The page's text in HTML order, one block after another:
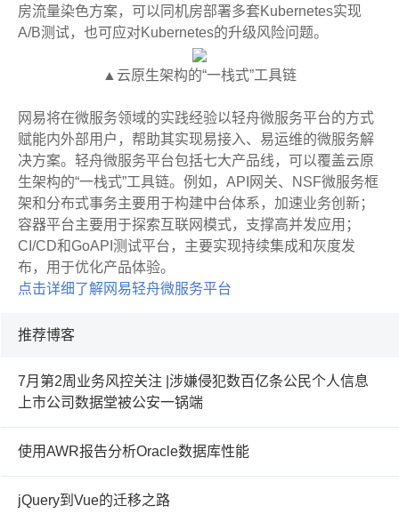
房流量染色方案，可以同机房部署多套Kubernetes实现
A/B测试，也可应对Kubernetes的升级风险问题。
▲云原生架构的“一栈式”工具链
网易将在微服务领域的实践经验以轻舟微服务平台的方式
赋能内外部用户，帮助其实现易接入、易运维的微服务解
决方案。轻舟微服务平台包括七大产品线，可以覆盖云原
生架构的“一栈式”工具链。例如，API网关、NSF微服务框
架和分布式事务主要用于构建中台体系，加速业务创新；
容器平台主要用于探索互联网模式，支撑高并发应用；
CI/CD和GoAPI测试平台，主要实现持续集成和灰度发
布，用于优化产品体验。
点击详细了解网易轻舟微服务平台
推荐博客
7月第2周业务风控关注 |涉嫌侵犯数百亿条公民个人信息
上市公司数据堂被公安一锅端
使用AWR报告分析Oracle数据库性能
jQuery到Vue的迁移之路